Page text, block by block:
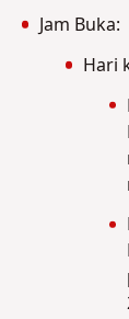
Jam Buka:
Hari